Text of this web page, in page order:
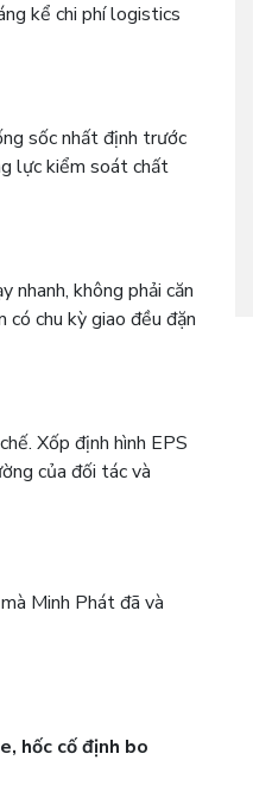
kể chi phí logistics
sốc nhất định trước
lực kiểm soát chất
nhanh, không phải căn
có chu kỳ giao đều đặn
Xốp định hình EPS
của đối tác và
Minh Phát đã và
hốc cố định bo